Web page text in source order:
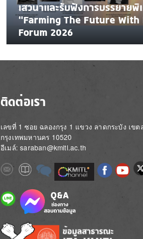
เสวนาและรับฟังการบรรยายพิ
"Farming The Future With
Forum 2026
ติดต่อเรา
เลขที่ 1 ซอย ฉลองกรุง 1 แขวง ลาดกระบัง เขต
กรุงเทพมหานคร 10520
อีเมล์: saraban@kmitl.ac.th
ImageImageImage Image ImageImage
Image Image
Image